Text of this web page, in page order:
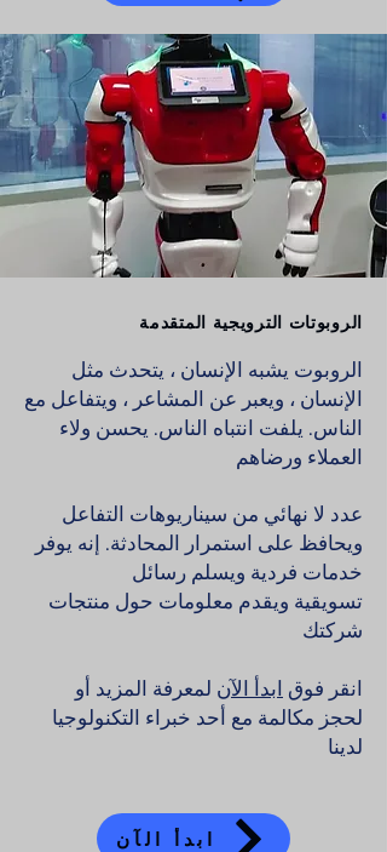
الروبوتات الترويجية المتقدمة
الروبوت يشبه الإنسان ، يتحدث مثل
الإنسان ، ويعبر عن المشاعر ، ويتفاعل مع
الناس. يلفت انتباه الناس. يحسن ولاء
العملاء ورضاهم
عدد لا نهائي من سيناريوهات التفاعل
ويحافظ على استمرار المحادثة. إنه يوفر
خدمات فردية ويسلم رسائل
تسويقية ويقدم معلومات حول منتجات
شركتك
انقر فوق ابدأ الآن لمعرفة المزيد أو
لحجز مكالمة مع أحد خبراء التكنولوجيا
لدينا
ابدأ الآن